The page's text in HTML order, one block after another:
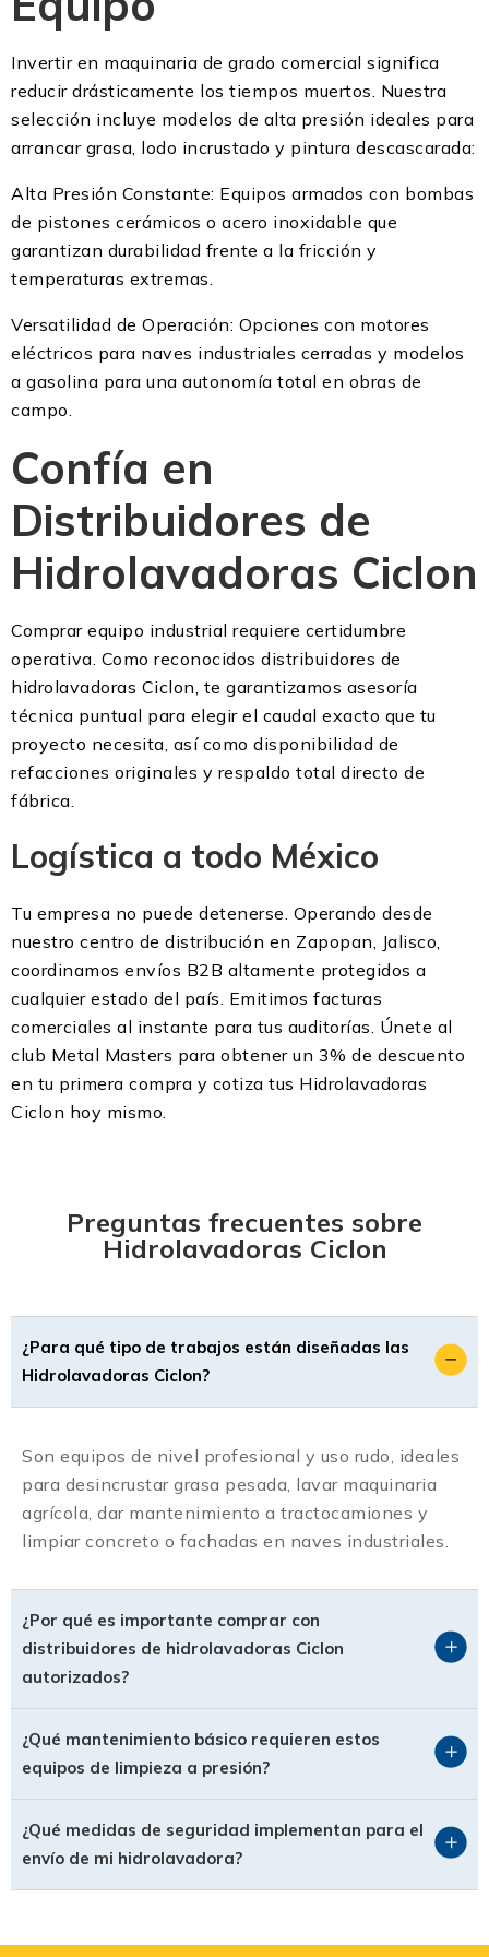
Invertir en maquinaria de grado comercial significa
reducir drásticamente los tiempos muertos. Nuestra
selección incluye modelos de alta presión ideales para
arrancar grasa, lodo incrustado y pintura descascarada:
Alta Presión Constante: Equipos armados con bombas
de pistones cerámicos o acero inoxidable que
garantizan durabilidad frente a la fricción y
temperaturas extremas.
Versatilidad de Operación: Opciones con motores
eléctricos para naves industriales cerradas y modelos
a gasolina para una autonomía total en obras de
campo.
Confía en
Distribuidores de
Hidrolavadoras Ciclon
Comprar equipo industrial requiere certidumbre
operativa. Como reconocidos distribuidores de
hidrolavadoras Ciclon, te garantizamos asesoría
técnica puntual para elegir el caudal exacto que tu
proyecto necesita, así como disponibilidad de
refacciones originales y respaldo total directo de
fábrica.
Logística a todo México
Tu empresa no puede detenerse. Operando desde
nuestro centro de distribución en Zapopan, Jalisco,
coordinamos envíos B2B altamente protegidos a
cualquier estado del país. Emitimos facturas
comerciales al instante para tus auditorías. Únete al
club Metal Masters para obtener un 3% de descuento
en tu primera compra y cotiza tus Hidrolavadoras
Ciclon hoy mismo.
Preguntas frecuentes sobre
Hidrolavadoras Ciclon
¿Para qué tipo de trabajos están diseñadas las
Hidrolavadoras Ciclon?
Son equipos de nivel profesional y uso rudo, ideales
para desincrustar grasa pesada, lavar maquinaria
agrícola, dar mantenimiento a tractocamiones y
limpiar concreto o fachadas en naves industriales.
¿Por qué es importante comprar con
distribuidores de hidrolavadoras Ciclon
autorizados?
¿Qué mantenimiento básico requieren estos
equipos de limpieza a presión?
¿Qué medidas de seguridad implementan para el
envío de mi hidrolavadora?